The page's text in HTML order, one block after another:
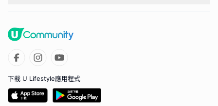
下載 U Lifestyle應用程式